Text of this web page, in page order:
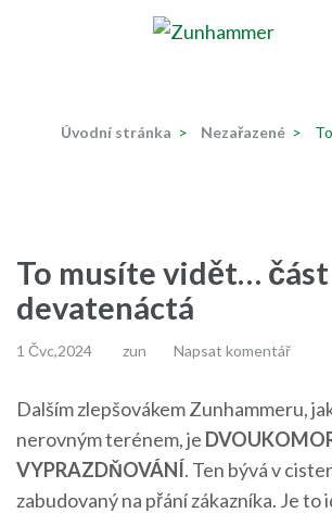
Úvodní stránka > Nezařazené >
To musíte vidět… část
devatenáctá
1 Čvc,2024 zun Napsat komentář
Dalším zlepšovákem Zunhammeru,
nerovným terénem, je
VYPRAZDŇOVÁNÍ. Ten bývá v
zabudovaný na přání zákazníka. Je to